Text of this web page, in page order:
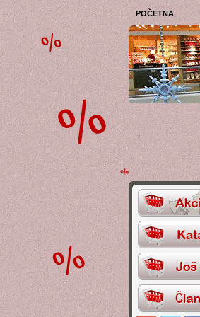
POČETNA